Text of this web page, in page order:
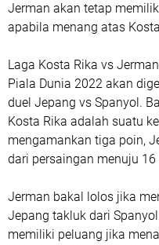
Jerman akan tetap
apabila menang atas
Laga Kosta Rika vs
Piala Dunia 2022 akan
duel Jepang vs Spanyol.
Kosta Rika adalah suatu
mengamankan tiga poin,
dari persaingan menuju
Jerman bakal lolos jika
Jepang takluk dari
memiliki peluang jika